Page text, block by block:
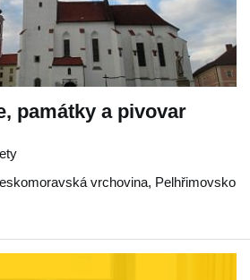
památky a pivovar
vrchovina, Pelhřimovsko